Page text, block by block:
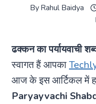
ByRahul Baidya
ढक्कन का पर्यायवाची
स्वागत हैं आपका
आज के इस आर्टिकल में
Paryayvachi